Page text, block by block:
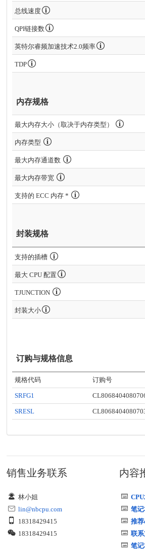
总线速度
QPI链接数
英特尔睿频加速技术2.0频率
TDP
内存规格
最大内存大小（取决于内存类型）
内存类型
最大内存通道数
最大内存带宽
支持的 ECC 内存 *
封装规格
支持的插槽
最大 CPU 配置
TJUNCTION
封装大小
订购与规格信息
规格代码 订购号
SRFG1
SRESL
销售业务联系
林小姐
lin@nbcpu.com
18318429415
18318429415
内容
笔
推
联
笔记